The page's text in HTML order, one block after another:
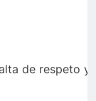
de respeto